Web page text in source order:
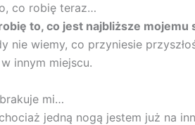
co robię teraz…
to, co jest najbliższe mojemu
nie wiemy, co przyniesie
innym miejscu.
mi…
jedną nogą jestem już na